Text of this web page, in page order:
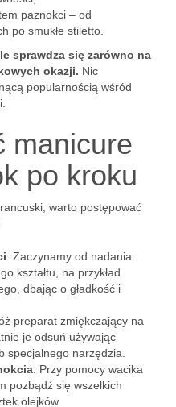
paznokci – od
po smukłe stiletto.
sprawdza się zarówno na
okazji. Nic
popularnością wśród
manicure
po kroku
warto postępować
: Zaczynamy od nadania
kształtu, na przykład
dbając o gładkość i
preparat zmiękczający na
je odsuń używając
specjalnego narzędzia.
: Przy pomocy wacika
pozbądź się wszelkich
olejków.